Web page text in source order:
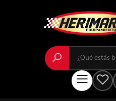
Buscar
Menú